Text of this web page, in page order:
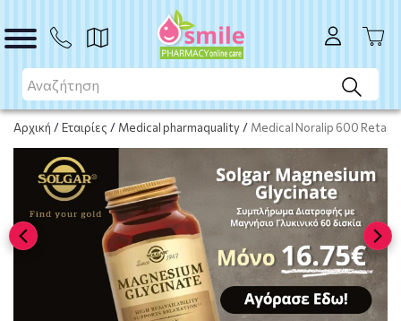
Αρχική /Εταιρίες / Medical pharmaquality / Medical Noralip 600
Το προϊόν εξαντλήθηκε
Μη διαθέσιμο